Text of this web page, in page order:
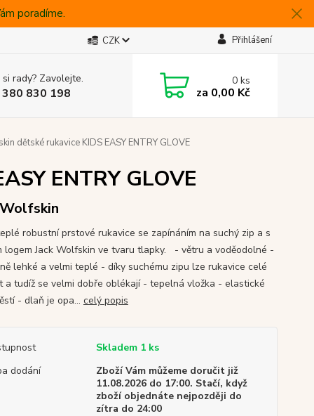
poradíme.
CZK Přihlášení
rady? Zavolejte.
830 198
0ks
za 0,00 Kč
dětské rukavice KIDS EASY ENTRY GLOVE
ENTRY GLOVE
robustní prstové rukavice se zapínáním na suchý zip a s
logem Jack Wolfskin ve tvaru tlapky. - větru a voděodolné -
lehké a velmi teplé - díky suchému zipu lze rukavice celé
a tudíž se velmi dobře oblékají - tepelná vložka - elastické
- dlaň je opa... celý popis
Skladem 1 ks
dodání
Zboží Vám můžeme doručit již
11.08.2026 do 17:00. Stačí, když
zboží objednáte nejpozději do
zítra do 24:00